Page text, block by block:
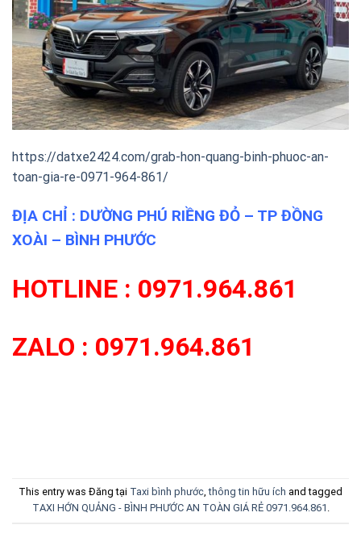
https://datxe2424.com/grab-hon-quang-binh-phuoc-an-
toan-gia-re-0971-964-861/
ĐỊA CHỈ : DƯỜNG PHÚ RIỀNG ĐỎ – TP ĐỒNG
XOÀI – BÌNH PHƯỚC
HOTLINE : 0971.964.861
ZALO : 0971.964.861
This entry was Đăng tại Taxi bình phước,thông tin hữu ích and tagged
TAXI HỚN QUẢNG - BÌNH PHƯỚC AN TOÀN GIÁ RẺ 0971.964.861 .